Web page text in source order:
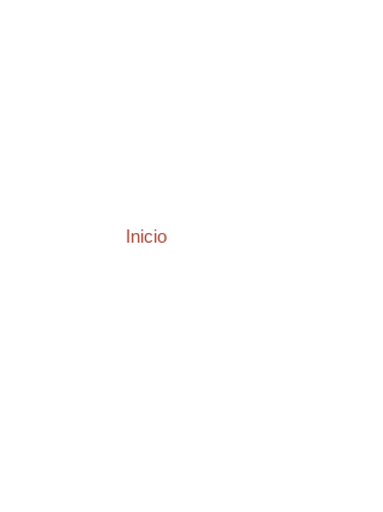
Inicio